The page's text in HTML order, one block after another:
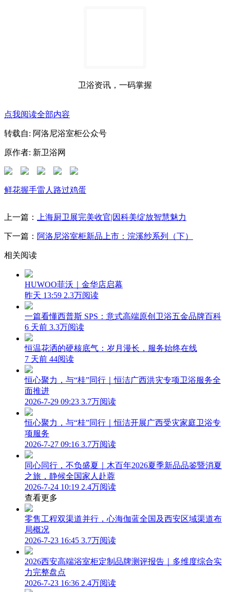
卫浴资讯，一码掌握
点我阅读全部内容
转载自: 阿洛尼浴室柜公众号
原作者: 新卫浴网
鲜花握手雷人 路过鸡蛋
上一篇： 上海厨卫展完美收官|因科美绽放智慧魅力
下一篇： 阿洛尼浴室柜新品上市：浣溪纱系列（下）
相关阅读
HUWOO菲沃｜金华店启幕
昨天 13:59 2.3万阅读
一篇看懂西普斯 SPS：意式高端原创卫浴五金品牌百科
6 天前 3.3万阅读
恒温花洒的硬核底气：岁月漫长，服务始终在线
7 天前 44阅读
恒心聚力，与“桂”同行｜恒洁广西洪灾专项卫浴服务全
面推进
2026-7-29 09:23 3.7万阅读
恒心聚力，与“桂”同行｜恒洁开展广西受灾家庭卫浴专
项服务
2026-7-27 09:16 3.7万阅读
同心同行，不负盛夏｜木百年2026夏季新品品鉴暨消夏
之旅，静候全国家人赴蓉
2026-7-24 10:19 2.4万阅读
查看更多
零售工程双渠道并行，心海伽蓝全国及西安区域渠道布
局概况
2026-7-23 16:45 3.7万阅读
2026西安高端浴室柜定制品牌测评报告｜多维度综合实
力完整盘点
2026-7-23 16:36 2.4万阅读